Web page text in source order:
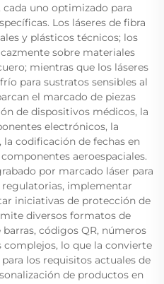
cada uno optimizado para
Los láseres de fibra
y plásticos técnicos; los
sobre materiales
mientras que los láseres
para sustratos sensibles al
el marcado de piezas
de dispositivos médicos, la
electrónicos, la
codificación de fechas en
aeroespaciales.
por marcado láser para
implementar
iniciativas de protección de
diversos formatos de
códigos QR, números
lo que la convierte
los requisitos actuales de
de productos en